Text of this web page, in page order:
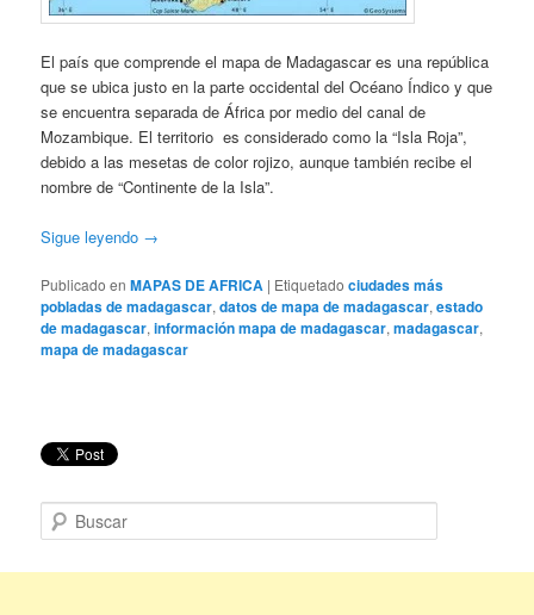
El país que comprende el mapa de Madagascar es una república
que se ubica justo en la parte occidental del Océano Índico y que
se encuentra separada de África por medio del canal de
Mozambique. El territorio es considerado como la “Isla Roja”,
debido a las mesetas de color rojizo, aunque también recibe el
nombre de “Continente de la Isla”.
Sigue leyendo →
Publicado en MAPAS DE AFRICA | Etiquetado ciudades más
pobladas de madagascar,datos de mapa de madagascar,estado
de madagascar,información mapa de madagascar,madagascar,
mapa de madagascar
u